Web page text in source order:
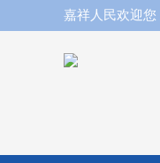
嘉祥人民欢迎您